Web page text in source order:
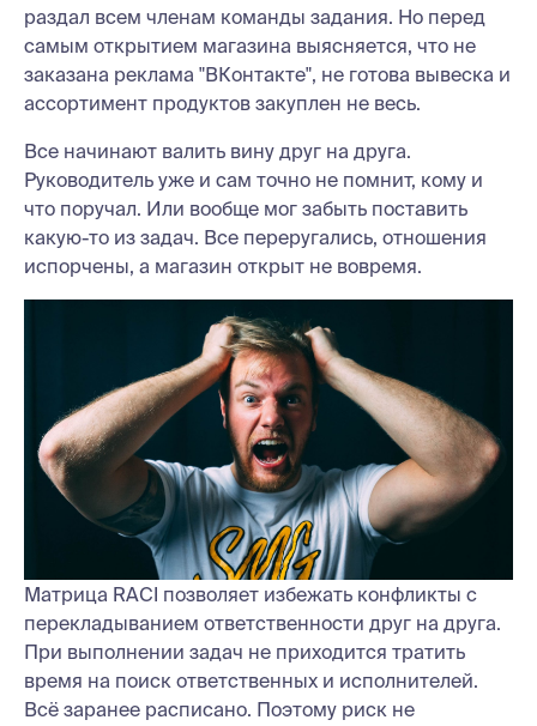
раздал всем членам команды задания. Но перед
самым открытием магазина выясняется, что не
заказана реклама "ВКонтакте", не готова вывеска и
ассортимент продуктов закуплен не весь.
Все начинают валить вину друг на друга.
Руководитель уже и сам точно не помнит, кому и
что поручал. Или вообще мог забыть поставить
какую-то из задач. Все переругались, отношения
испорчены, а магазин открыт не вовремя.
Матрица RACI позволяет избежать конфликты с
перекладыванием ответственности друг на друга.
При выполнении задач не приходится тратить
время на поиск ответственных и исполнителей.
Всё заранее расписано. Поэтому риск не